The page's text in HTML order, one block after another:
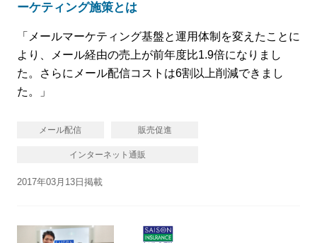
ーケティング施策とは
「メールマーケティング基盤と運用体制を変えたことに
より、メール経由の売上が前年度比1.9倍になりまし
た。さらにメール配信コストは6割以上削減できまし
た。」
メール配信 販売促進
インターネット通販
2017年03月13日掲載